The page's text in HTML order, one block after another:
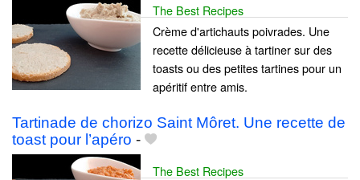
The Best Recipes
Crème d'artichauts poivrades. Une
recette délicieuse à tartiner sur des
toasts ou des petites tartines pour un
apéritif entre amis.
Tartinade de chorizo Saint Môret. Une recette de
toast pour l’apéro -
The Best Recipes